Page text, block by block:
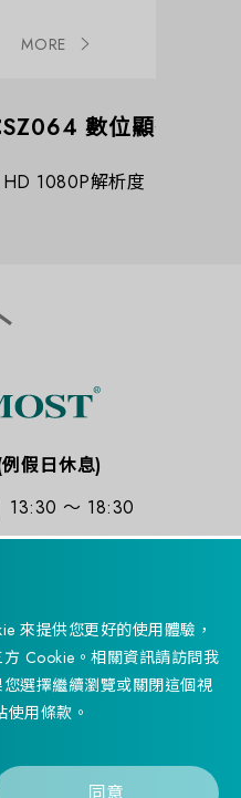
數位顯微鏡
解析度
加入產品比較表
假日休息)
13:30 ～ 18:30
電子報
來提供您更好的使用體驗，
Cookie。相關資訊請訪問我
選擇繼續瀏覽或關閉這個視
用條款。